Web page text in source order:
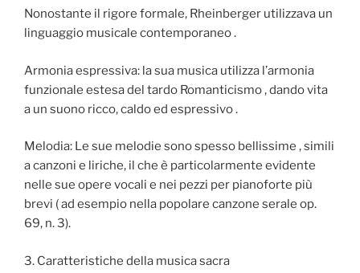
Nonostante il rigore formale, Rheinberger utilizzava un
linguaggio musicale contemporaneo .
Armonia espressiva: la sua musica utilizza l’armonia
funzionale estesa del tardo Romanticismo , dando vita
a un suono ricco, caldo ed espressivo .
Melodia: Le sue melodie sono spesso bellissime , simili
a canzoni e liriche, il che è particolarmente evidente
nelle sue opere vocali e nei pezzi per pianoforte più
brevi ( ad esempio nella popolare canzone serale op.
69, n. 3).
3. Caratteristiche della musica sacra